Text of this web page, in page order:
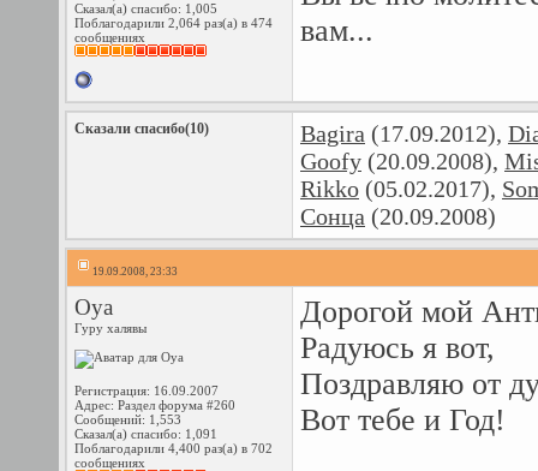
Сказал(а) спасибо: 1,005
Поблагодарили 2,064 раз(а) в 474
сообщениях
вам...
Сказали спасибо(10) Bagira (17.09.2012),
Goofy (20.09.2008),
Rikko (05.02.2017),
Сонца (20.09.2008)
19.09.2008, 23:33
Oya
Гуру халявы
Регистрация: 16.09.2007
Адрес: Раздел форума #260
Сообщений: 1,553
Сказал(а) спасибо: 1,091
Поблагодарили 4,400 раз(а) в 702
сообщениях
Дорогой мой
Радуюсь я вот,
Поздравляю от
Вот тебе и Год!